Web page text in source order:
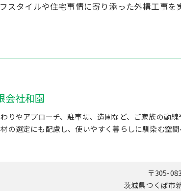
スタイルや住宅事情に寄り添った外構工事
会社和園
りやアプローチ、駐車場、造園など、ご家族の動
の選定にも配慮し、使いやすく暮らしに馴染む空間
〒305-
茨城県つくば市